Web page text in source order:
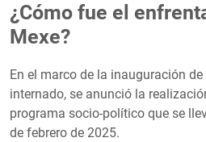
¿Cómo fue el
Mexe?
En el marco de la inauguración
internado, se anunció la
programa socio-político que se
de febrero de 2025.